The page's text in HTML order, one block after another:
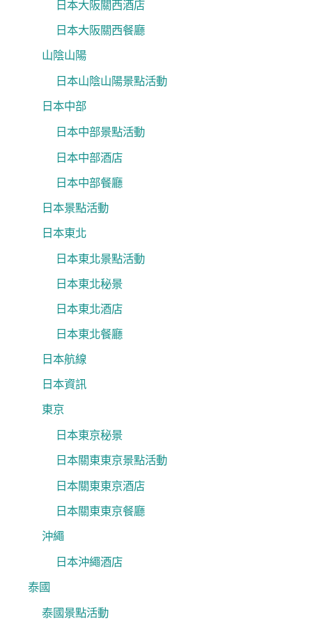
日本大阪關西酒店
日本大阪關西餐廳
山陰山陽
日本山陰山陽景點活動
日本中部
日本中部景點活動
日本中部酒店
日本中部餐廳
日本景點活動
日本東北
日本東北景點活動
日本東北秘景
日本東北酒店
日本東北餐廳
日本航線
日本資訊
東京
日本東京秘景
日本關東東京景點活動
日本關東東京酒店
日本關東東京餐廳
沖繩
日本沖繩酒店
泰國
泰國景點活動